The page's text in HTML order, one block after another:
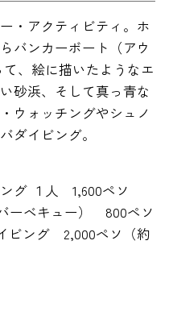
・アクティビティ。ホ
バンカーボート（アウ
、絵に描いたようなエ
砂浜、そして真っ青な
ウォッチングやシュノ
ダイビング。
グ １人 1,600ペソ
ーベキュー） 800ペソ
ビング 2,000ペソ（約